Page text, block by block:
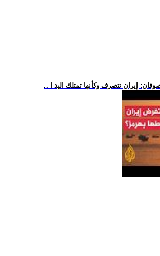
صوفان: إيران تتصرف وكأنها تمتلك اليد ا